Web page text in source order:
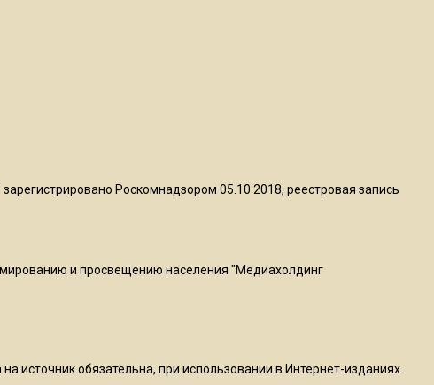
В Подмосковье прекратили
цехах
Роскомнадзором 05.10.2018, реестровая запись
и просвещению населения "Медиахолдинг
источник обязательна, при использовании в Интернет-изданиях